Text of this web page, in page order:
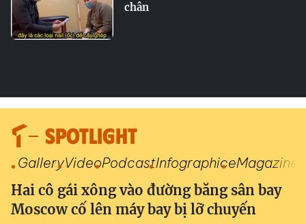
chân
SPOTLIGHT
GalleryVideoPodcastInfographiceMagazine
Hai cô gái xông vào đường băng sân bay
Moscow cố lên máy bay bị lỡ chuyến